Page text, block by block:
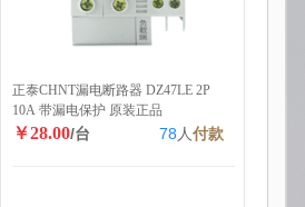
正泰CHNT漏电断路器 DZ47LE 2P
10A 带漏电保护 原装正品
￥28.00/台 78 人付款